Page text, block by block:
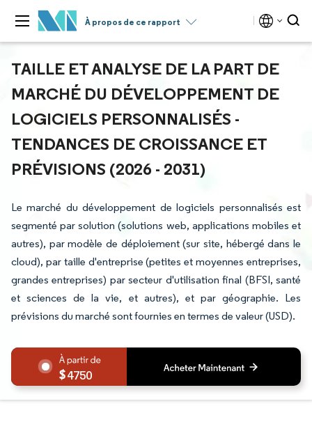
À propos de ce rapport
TAILLE ET ANALYSE DE LA PART DE
MARCHÉ DU DÉVELOPPEMENT DE
LOGICIELS PERSONNALISÉS -
TENDANCES DE CROISSANCE ET
PRÉVISIONS (2026 - 2031)
Le marché du développement de logiciels personnalisés est
segmenté par solution (solutions web, applications mobiles et
autres), par modèle de déploiement (sur site, hébergé dans le
cloud), par taille d'entreprise (petites et moyennes entreprises,
grandes entreprises) par secteur d'utilisation final (BFSI, santé
et sciences de la vie, et autres), et par géographie. Les
prévisions du marché sont fournies en termes de valeur (USD).
4750